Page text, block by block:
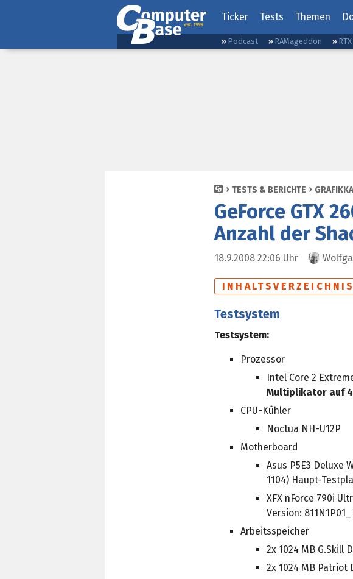
Ticker Tests Themen
Podcast RAMageddon
TESTS & BERICHTE
GeForce GTX
Anzahl der
18.9.2008 22:06 Uhr
INHALTSVERZEICHNIS
Testsystem
Testsystem:
Prozessor
Intel Core 2
Multiplikator auf 4
CPU-Kühler
Noctua NH-U12P
Motherboard
Asus P5E3 Deluxe
1104) Haupt-
XFX nForce 790i
Version:
Arbeitsspeicher
2x 1024 MB G.Skill
2x 1024 MB Patriot